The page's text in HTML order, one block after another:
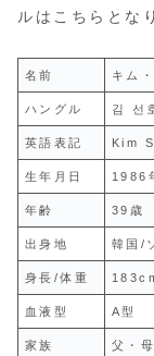
ルはこちらとな
名前 キム
ハングル 김 선
英語表記 Kim
生年月日 1986
年齢 39歳
出身地 韓国/
身長/体重
血液型 A型
家族 父・母